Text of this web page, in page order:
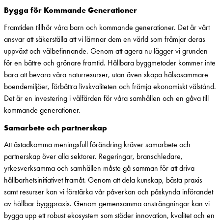
Bygga för Kommande Generationer
Framtiden tillhör våra barn och kommande generationer. Det är vårt
ansvar att säkerställa att vi lämnar dem en värld som främjar deras
uppväxt och välbefinnande. Genom att agera nu lägger vi grunden
för en bättre och grönare framtid. Hållbara byggmetoder kommer inte
bara att bevara våra naturresurser, utan även skapa hälsosammare
boendemiljöer, förbättra livskvaliteten och främja ekonomiskt välstånd.
Det är en investering i välfärden för våra samhällen och en gåva till
kommande generationer.
Samarbete och partnerskap
Att åstadkomma meningsfull förändring kräver samarbete och
partnerskap över alla sektorer. Regeringar, branschledare,
yrkesverksamma och samhällen måste gå samman för att driva
hållbarhetsinitiativet framåt. Genom att dela kunskap, bästa praxis
samt resurser kan vi förstärka vår påverkan och påskynda införandet
av hållbar byggpraxis. Genom gemensamma ansträngningar kan vi
bygga upp ett robust ekosystem som stöder innovation, kvalitet och en